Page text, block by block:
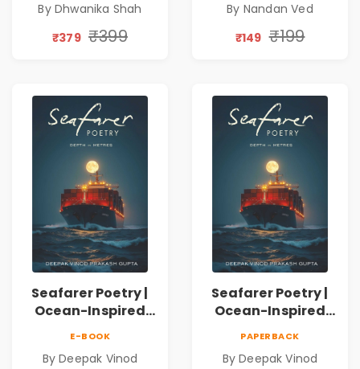
Silence & Self-
Discovery | A
Connection | By
Dhwanika Shah
By Dhwanika Shah
₹379 ₹399
Book
By Nandan Ved
₹149 ₹199
Seafarer Poetry |
Ocean-Inspired
E-BOOK
By Deepak Vinod
Seafarer Poetry |
Ocean-Inspired
PAPERBACK
By Deepak Vinod